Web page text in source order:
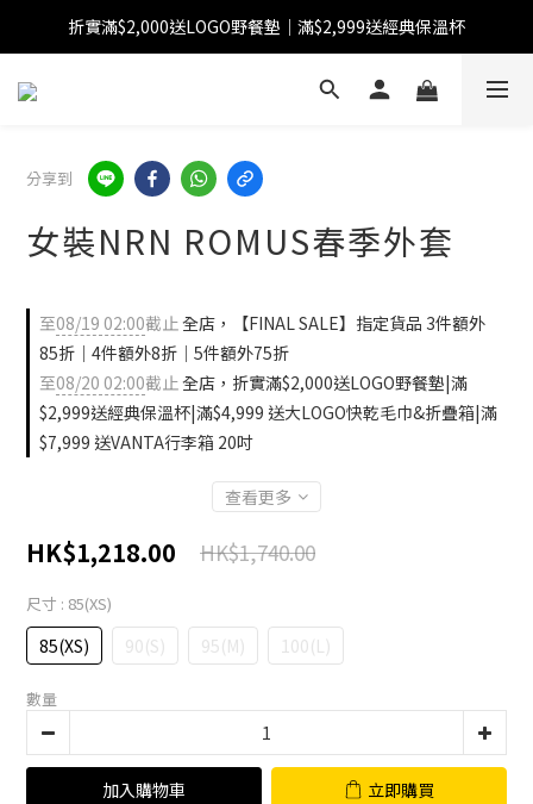
【FINAL SALE】指定商品低至38折
折實滿$2,000送LOGO野餐墊｜滿$2,999送經典保溫杯
【FINAL SALE】全單免運費
分享到
女裝NRN ROMUS春季外套
至08/19 02:00截止全店，【FINAL SALE】指定貨品 3件額外
85折｜4件額外8折｜5件額外75折
至08/20 02:00截止全店，折實滿$2,000送LOGO野餐墊|滿
$2,999送經典保溫杯|滿$4,999 送大LOGO快乾毛巾&折疊箱|滿
$7,999 送VANTA行李箱 20吋
查看更多
HK$1,218.00 HK$1,740.00
尺寸 : 85(XS)
85(XS) 90(S) 95(M) 100(L)
數量
加入購物車 立即購買